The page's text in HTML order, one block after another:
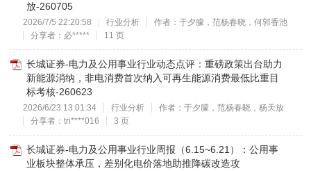
放-260705
2026/7/5 22:20:58 行业分析
作者：于夕朦，范杨春晓，何郭香池
分享者：必*****
11 页
长城证券-电力及公用事业行业动态点评：重磅政策出台助力
新能源消纳，非电消费首次纳入可再生能源消费最低比重目
标考核-260623
2026/6/23 13:01:34 行业分析
作者：于夕朦，范杨春晓，杨天放
分享者：tri****016
3 页
长城证券-电力及公用事业行业周报（6.15~6.21）：公用事
业板块整体承压，差别化电价落地助推降碳改造攻